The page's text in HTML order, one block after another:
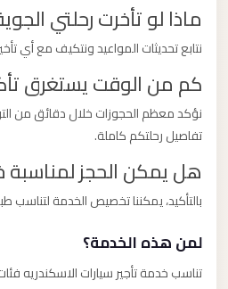
ماذا لو تأخرت رحلتي
نتابع تحديثات المواعيد ونتكيف مع أي
كم من الوقت يستغرق
نؤكد معظم الحجوزات خلال دقائق من
تفاصيل رحلتكم كاملة.
هل يمكن الحجز لمناسبة
بالتأكيد، يمكننا تخصيص الخدمة لتناسب
لمن هذه الخدمة؟
تناسب خدمة تأجير سيارات الاسكندريه